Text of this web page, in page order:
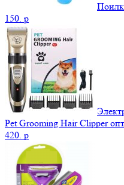
150. p
Pet Grooming Hair Clipper
420. p